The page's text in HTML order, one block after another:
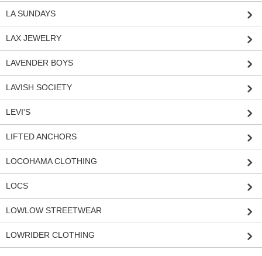
LA SUNDAYS
LAX JEWELRY
LAVENDER BOYS
LAVISH SOCIETY
LEVI'S
LIFTED ANCHORS
LOCOHAMA CLOTHING
LOCS
LOWLOW STREETWEAR
LOWRIDER CLOTHING